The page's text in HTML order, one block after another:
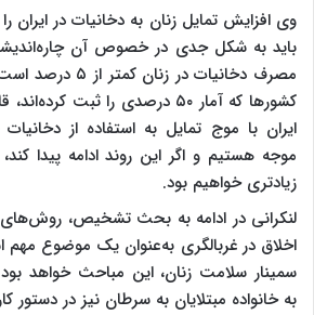
وی افزایش تمایل زنان به دخانیات در
باید به شکل جدی در خصوص آن
مصرف دخانیات در
کشورها که آمار ۵۰ درصدی را ثبت‌
ایران با موج تمایل به استفاده از
موجه هستیم و اگر این روند ادامه پیدا
زیاد‌تری خواهیم بود.
لنکرانی در ادامه به بحث تشخیص،
اخلاق در غربالگری به‌عنوان یک موضوع مهم
سمینار سلامت زنان، این مباحث خواهد
به خانواده مبتلایان به سرطان نیز در دستور